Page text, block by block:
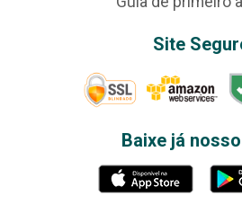
Site
Baixe já